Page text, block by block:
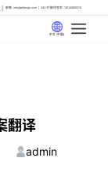
邮箱: info@artlangs.com 24小时翻译管家: 18142666316
中文 (中国)
翻译
admin